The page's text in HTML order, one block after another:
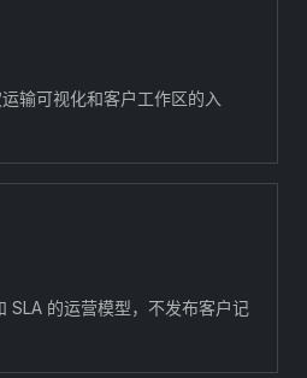
输可视化和客户工作区的入
SLA 的运营模型，不发布客户记